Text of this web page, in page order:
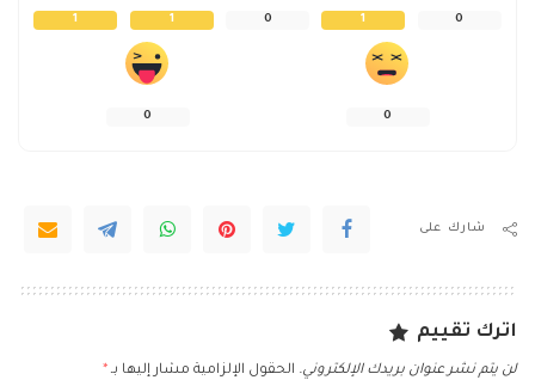
0
1
0
1
1
0
0
شارك على
اترك تقييم
لن يتم نشر عنوان بريدك الإلكتروني. الحقول الإلزامية مشار إليها بـ *